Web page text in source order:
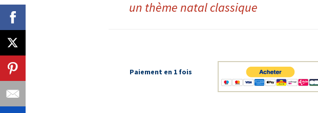
un thème natal classique
Paiement en 1 fois